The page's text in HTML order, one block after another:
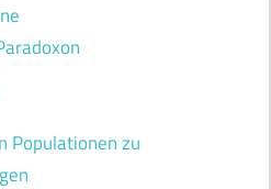
Populationen zu